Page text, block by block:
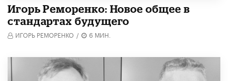
Игорь Реморенко: Новое общее в
стандартах будущего
ИГОРЬ РЕМОРЕНКО / 6 МИН.